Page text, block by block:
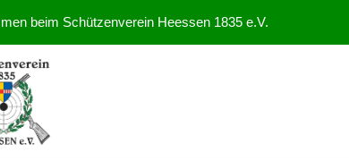
beim Schützenverein Heessen 1835 e.V.